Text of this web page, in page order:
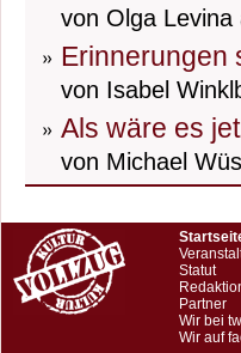
von Olga
Erinnerungen
von Isabel
Als wäre es
von Michael
Statut
Partner
Wir bei
Wir auf